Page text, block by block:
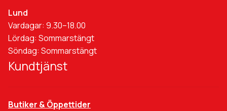
Lund
Vardagar: 9.30–18.00
Lördag: Sommarstängt
Söndag: Sommarstängt
Kundtjänst
Butiker & Öppettider